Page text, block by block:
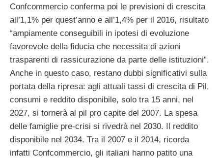
Confcommercio conferma poi le previsioni di crescita
all’1,1% per quest’anno e all’1,4% per il 2016, risultato
“ampiamente conseguibili in ipotesi di evoluzione
favorevole della fiducia che necessita di azioni
trasparenti di rassicurazione da parte delle istituzioni”.
Anche in questo caso, restano dubbi significativi sulla
portata della ripresa: agli attuali tassi di crescita di Pil,
consumi e reddito disponibile, solo tra 15 anni, nel
2027, si tornerà al pil pro capite del 2007. La spesa
delle famiglie pre-crisi si rivedrà nel 2030. Il reddito
disponibile nel 2034. Tra il 2007 e il 2014, ricorda
infatti Confcommercio, gli italiani hanno patito una